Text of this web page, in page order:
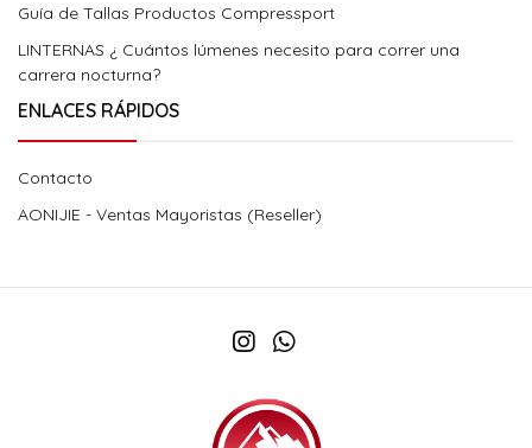
Guía de Tallas Productos Compressport
LINTERNAS ¿ Cuántos lúmenes necesito para correr una
carrera nocturna?
ENLACES RÁPIDOS
Contacto
AONIJIE - Ventas Mayoristas (Reseller)